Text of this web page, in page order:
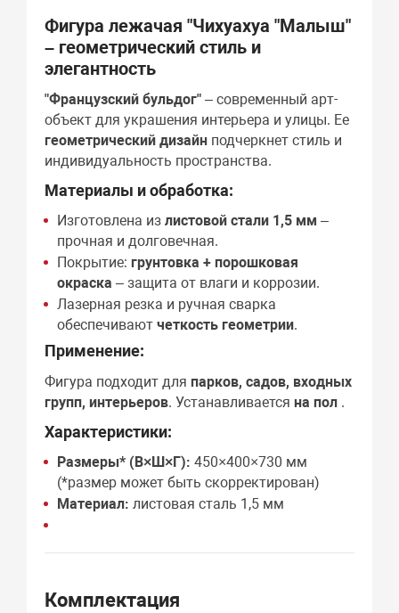
Фигура лежачая "Чихуахуа "Малыш"
– геометрический стиль и
элегантность
"Французский бульдог" – современный арт-
объект для украшения интерьера и улицы. Ее
геометрический дизайн подчеркнет стиль и
индивидуальность пространства.
Материалы и обработка:
Изготовлена излистовой стали 1,5 мм –
прочная и долговечная.
Покрытие:грунтовка + порошковая
окраска – защита от влаги и коррозии.
Лазерная резка и ручная сварка
обеспечиваютчеткость геометрии.
Применение:
Фигура подходит дляпарков, садов, входных
групп, интерьеров. Устанавливаетсяна пол .
Характеристики:
Размеры* (В×Ш×Г): 450×400×730 мм
(*размер может быть скорректирован)
Материал: листовая сталь 1,5 мм
Комплектация